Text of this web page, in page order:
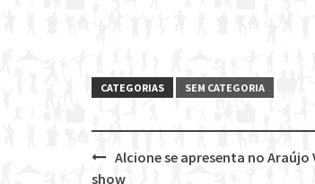
CATEGORIAS SEM CATEGORIA
Alcione se apresenta no
show